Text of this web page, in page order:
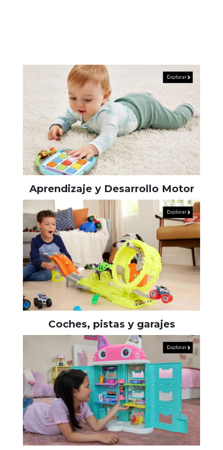
Aprendizaje y Desarrollo Motor
Coches, pistas y garajes